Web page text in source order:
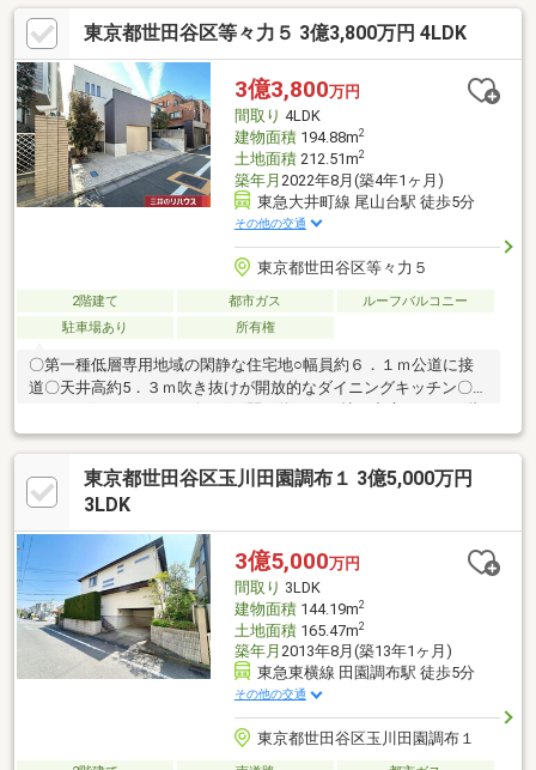
納戸付・南側にお庭有・駐車場有(車種制限有)▼周辺環境・トッ
プパルケ奥沢店 徒歩4分(約270m)※測量の結果により、敷地面積が
増減する場合があります※表記記載の間取り帖数は、設計図書よ
り算出した概算値になります■ ご希望の住まい探しをお手伝いし
ます ━━━━━・・・物件の詳細・ご相談はお気軽にお問い合わ
せください。
東京都世田谷区等々力５ 3億3,800万円 4LDK
3億3,800万円
間取り 4LDK
建物面積194.88m2
土地面積212.51m2
築年月 2022年8月(築4年1ヶ月)
東急大井町線 尾山台駅 徒歩5分
その他の交通
東京都世田谷区等々力５
2階建て 都市ガス
ルーフバルコニー
駐車場あり
所有権
〇第一種低層専用地域の閑静な住宅地○幅員約６．１ｍ公道に接
道〇天井高約5．３ｍ吹き抜けが開放的なダイニングキッチン〇ダ
イニングキッチンとリビングの間に約８．１帖の中庭があり１階
も２階も明るい空間となっています〇GAGGENAU製のアイランド
キッチン〇ロフト付のパントリー（約３．８帖）〇２ボウル洗面
化粧台〇シューズインクローク、ウォークインクローゼット、納
戸等豊富な収納スペース〇約１４帖の広々としたルーフバルコニ
配慮した電子錠を設置〇犬用足洗い場有り〇シャッター付ガレー
ジからも建物内に出入可能
東京都世田谷区玉川田園調布１ 3億5,000万円
3LDK
3億5,000万円
間取り 3LDK
建物面積144.19m2
土地面積165.47m2
築年月 2013年8月(築13年1ヶ月)
東急東横線 田園調布駅 徒歩5分
その他の交通
東京都世田谷区玉川田園調布１